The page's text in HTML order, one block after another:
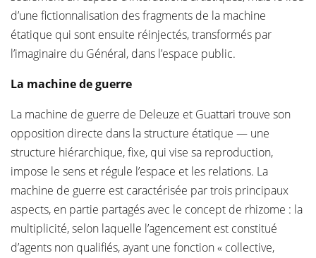
d’une fictionnalisation des fragments de la machine
étatique qui sont ensuite réinjectés, transformés par
l’imaginaire du Général, dans l’espace public.
La machine de guerre
La machine de guerre de Deleuze et Guattari trouve son
opposition directe dans la structure étatique — une
structure hiérarchique, fixe, qui vise sa reproduction,
impose le sens et régule l’espace et les relations. La
machine de guerre est caractérisée par trois principaux
aspects, en partie partagés avec le concept de rhizome : la
multiplicité, selon laquelle l’agencement est constitué
d’agents non qualifiés, ayant une fonction « collective,